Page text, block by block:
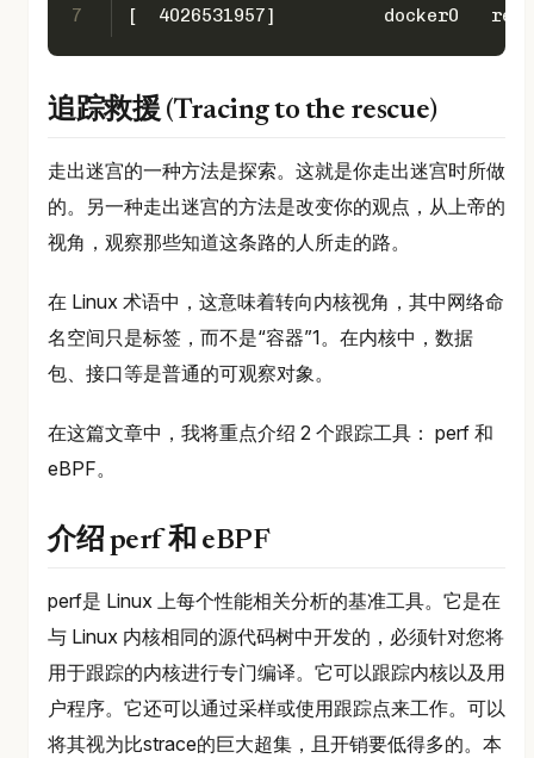
7
[  4026531957]          docker0
追踪救援 (Tracing to the rescue)
走出迷宫的一种方法是探索。这就是你走出迷宫时所做
的。另一种走出迷宫的方法是改变你的观点，从上帝的
视角，观察那些知道这条路的人所走的路。
在 Linux 术语中，这意味着转向内核视角，其中网络命
名空间只是标签，而不是“容器”1。在内核中，数据
包、接口等是普通的可观察对象。
在这篇文章中，我将重点介绍 2 个跟踪工具： perf 和
eBPF。
介绍 perf 和 eBPF
perf是 Linux 上每个性能相关分析的基准工具。它是在
与 Linux 内核相同的源代码树中开发的，必须针对您将
用于跟踪的内核进行专门编译。它可以跟踪内核以及用
户程序。它还可以通过采样或使用跟踪点来工作。可以
将其视为比strace的巨大超集，且开销要低得多的。本